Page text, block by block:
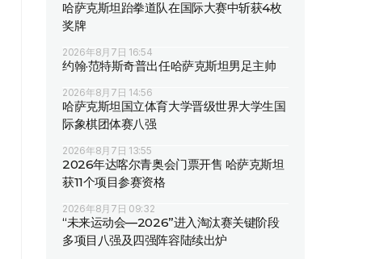
哈萨克斯坦跆拳道队在国际大赛中斩获4枚
奖牌
2026年8月7日 16:54
约翰·范特斯奇普出任哈萨克斯坦男足主帅
2026年8月7日 14:56
哈萨克斯坦国立体育大学晋级世界大学生国
际象棋团体赛八强
2026年8月7日 13:55
2026年达喀尔青奥会门票开售 哈萨克斯坦
获11个项目参赛资格
2026年8月7日 09:32
“未来运动会—2026”进入淘汰赛关键阶段
多项目八强及四强阵容陆续出炉